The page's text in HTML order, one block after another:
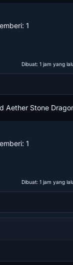
: 1
Dibuat: 1 jam yang
Aether Stone
: 1
Dibuat: 1 jam yang